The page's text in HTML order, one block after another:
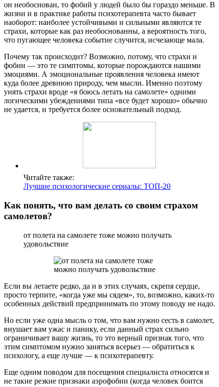
он необоснован, то фобий у людей было бы гораздо меньше. В
жизни и в практике работы психотерапевта часто бывает
наоборот: наиболее устойчивыми и сильными являются те
страхи, которые как раз необоснованны, а вероятность того,
что пугающее человека событие случится, исчезающе мала.
Почему так происходит? Возможно, потому, что страхи и
фобии — это те симптомы, которые порождаются нашими
эмоциями. А эмоциональные проявления человека имеют
куда более древнюю природу, чем мысли. Именно поэтому
унять страхи вроде «я боюсь летать на самолете» одними
логическими убеждениями типа «все будет хорошо» обычно
не удается, и требуется более основательный подход.
Читайте также:
Лучшие психологические сериалы: ТОП-20
Как понять, что вам делать со своим страхом
самолетов?
от полета на самолете тоже можно получать
удовольствие
Если вы летаете редко, да и в этих случаях, скрепя сердце,
просто терпите, «когда уже мы сядем», то, возможно, каких-то
особенных действий предпринимать по этому поводу не надо.
Но если уже одна мысль о том, что вам нужно сесть в самолет,
внушает вам ужас и панику, если данный страх сильно
ограничивает вашу жизнь, то это верный признак того, что
этим симптомом нужно заняться всерьез — обратиться к
психологу, а еще лучше — к психотерапевту.
Еще одним поводом для посещения специалиста относятся и
не такие резкие признаки аэрофобии (когда человек боится